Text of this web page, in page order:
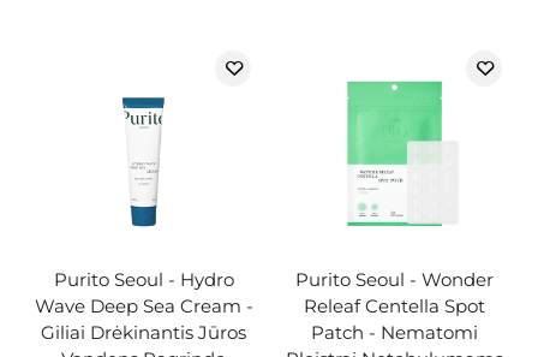
Purito Seoul - Hydro
Wave Deep Sea Cream -
Giliai Drėkinantis Jūros
Purito Seoul - Wonder
Releaf Centella Spot
Patch - Nematomi